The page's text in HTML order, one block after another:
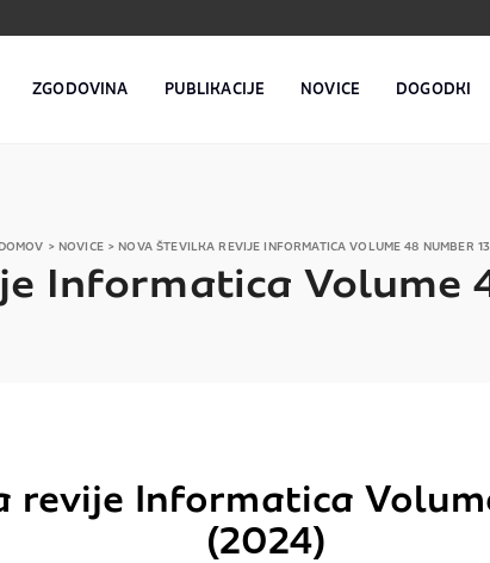
ZGODOVINA PUBLIKACIJE NOVICE DOGODKI
DOMOV > NOVICE> NOVA ŠTEVILKA REVIJE INFORMATICA VOLUME 48 NUMBER
Informatica Volume
revije Informatica
(2024)